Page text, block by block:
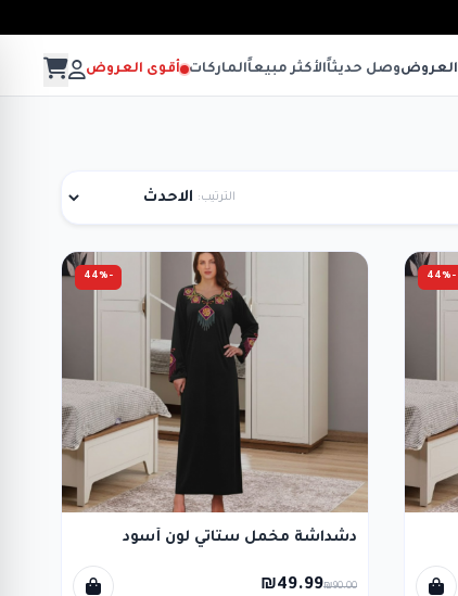
العروضوصل حديثاًالأكثر مبيعاًالماركات أقوى العروض
الترتيب:
-44%
-44%
دشداشة مخمل ستاتي لون أسود
₪49.99₪90.00